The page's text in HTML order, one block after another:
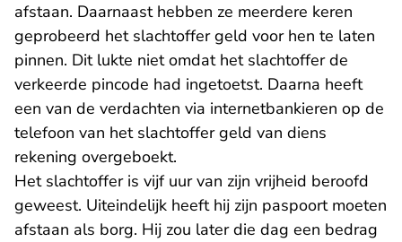
afstaan. Daarnaast hebben ze meerdere keren
geprobeerd het slachtoffer geld voor hen te laten
pinnen. Dit lukte niet omdat het slachtoffer de
verkeerde pincode had ingetoetst. Daarna heeft
een van de verdachten via internetbankieren op de
telefoon van het slachtoffer geld van diens
rekening overgeboekt.
Het slachtoffer is vijf uur van zijn vrijheid beroofd
geweest. Uiteindelijk heeft hij zijn paspoort moeten
afstaan als borg. Hij zou later die dag een bedrag